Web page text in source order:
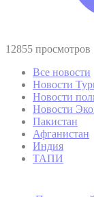
12855 просмотров
Все новости
Новости
Новости
Новости
Пакистан
Афганистан
Индия
ТАПИ